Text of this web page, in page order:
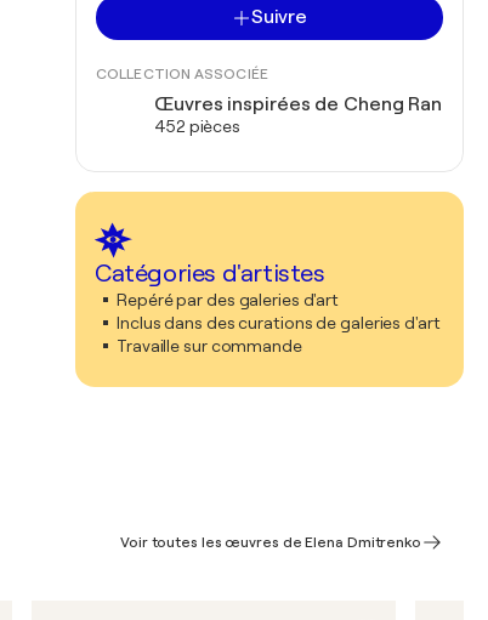
Suivre
COLLECTION ASSOCIÉE
Œuvres inspirées de Cheng Ran
452 pièces
Catégories d'artistes
Repéré par des galeries d'art
Inclus dans des curations de galeries d'art
Travaille sur commande
Voir toutes les œuvres de Elena Dmitrenko